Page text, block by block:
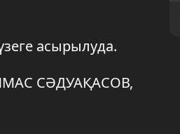
асырылуда.
СӘДУАҚАСОВ,